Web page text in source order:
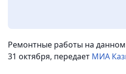
Ремонтные работы на данном
31 октября, передает МИА